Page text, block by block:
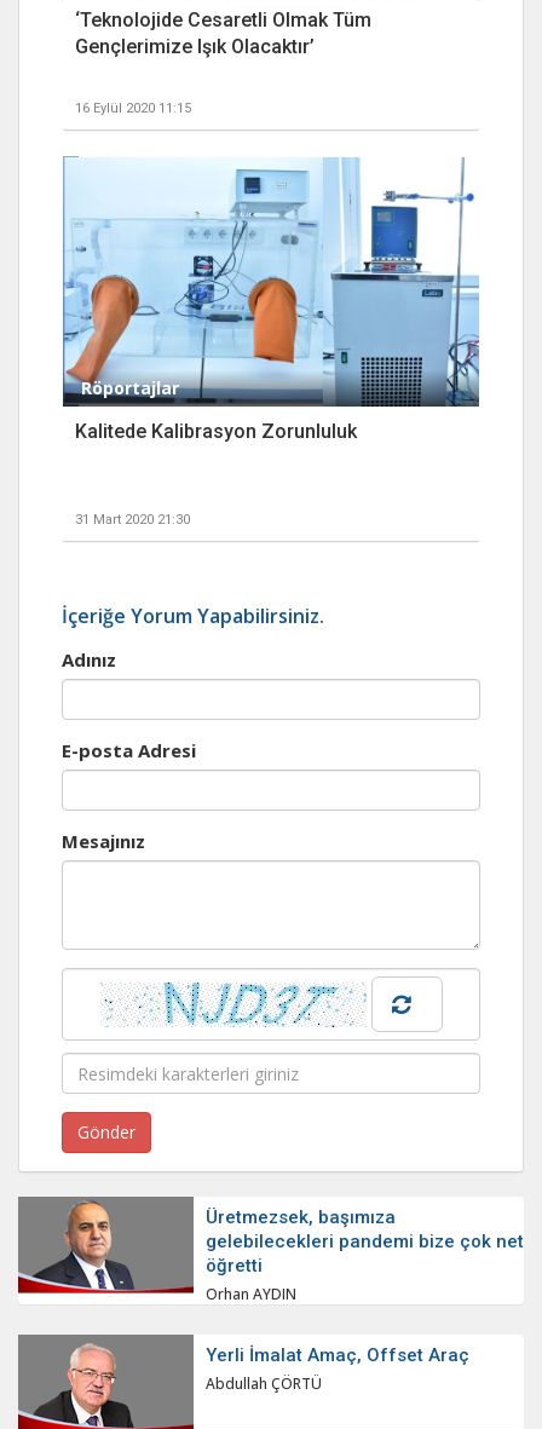
‘Teknolojide Cesaretli Olmak Tüm
Gençlerimize Işık Olacaktır’
16 Eylül 2020 11:15
Röportajlar
Kalitede Kalibrasyon Zorunluluk
31 Mart 2020 21:30
İçeriğe Yorum Yapabilirsiniz.
Adınız
E-posta Adresi
Mesajınız
Üretmezsek, başımıza
gelebilecekleri pandemi bize çok net
öğretti
Orhan AYDIN
Yerli İmalat Amaç, Offset Araç
Abdullah ÇÖRTÜ